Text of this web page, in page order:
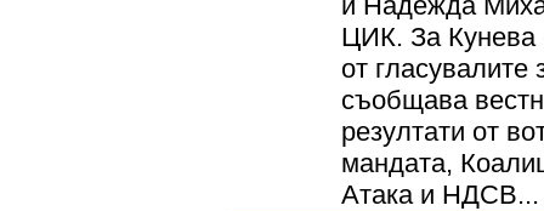
ЦИК. За Кунева
от
съобщава
резултати от
мандата,
Атака и НДСВ...